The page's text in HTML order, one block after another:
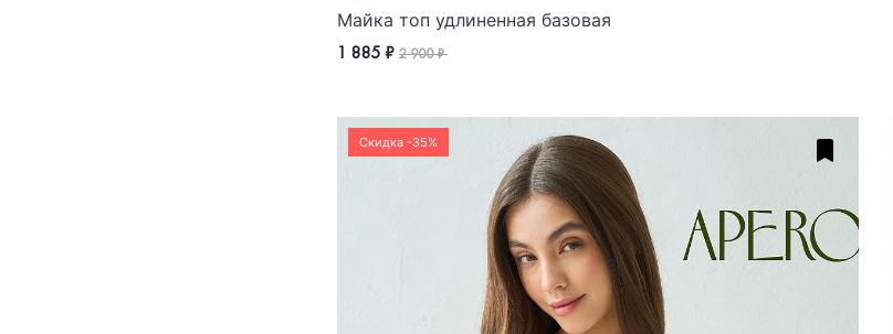
Майка топ удлиненная базовая
1 885 ₽ 2 900 ₽
Скидка -35%